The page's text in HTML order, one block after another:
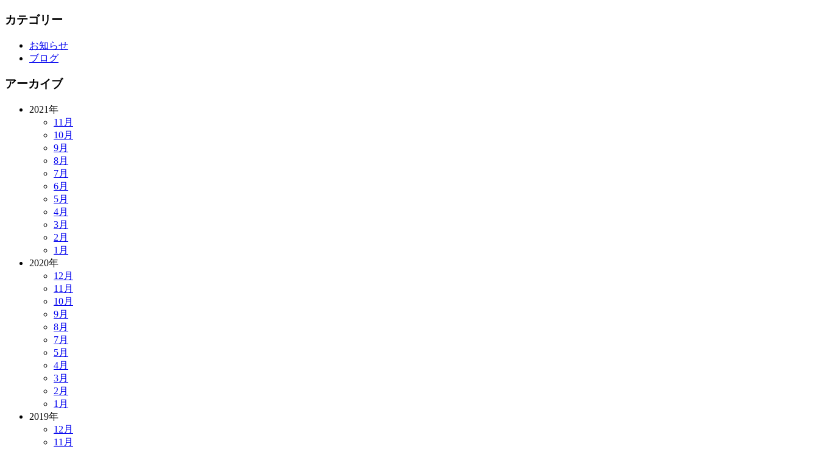
カテゴリー
お知らせ
ブログ
アーカイブ
2021年
11月
10月
9月
8月
7月
6月
5月
4月
3月
2月
1月
2020年
12月
11月
10月
9月
8月
7月
5月
4月
3月
2月
1月
2019年
12月
11月